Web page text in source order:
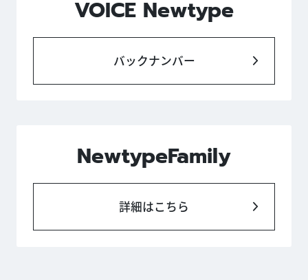
VOICE Newtype
バックナンバー
NewtypeFamily
詳細はこちら